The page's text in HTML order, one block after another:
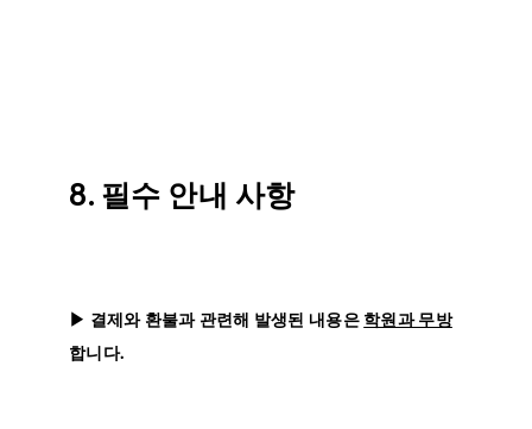
8. 필수 안내 사항
▶ 결제와 환불과 관련해 발생된 내용은 학원과 무방
합니다.